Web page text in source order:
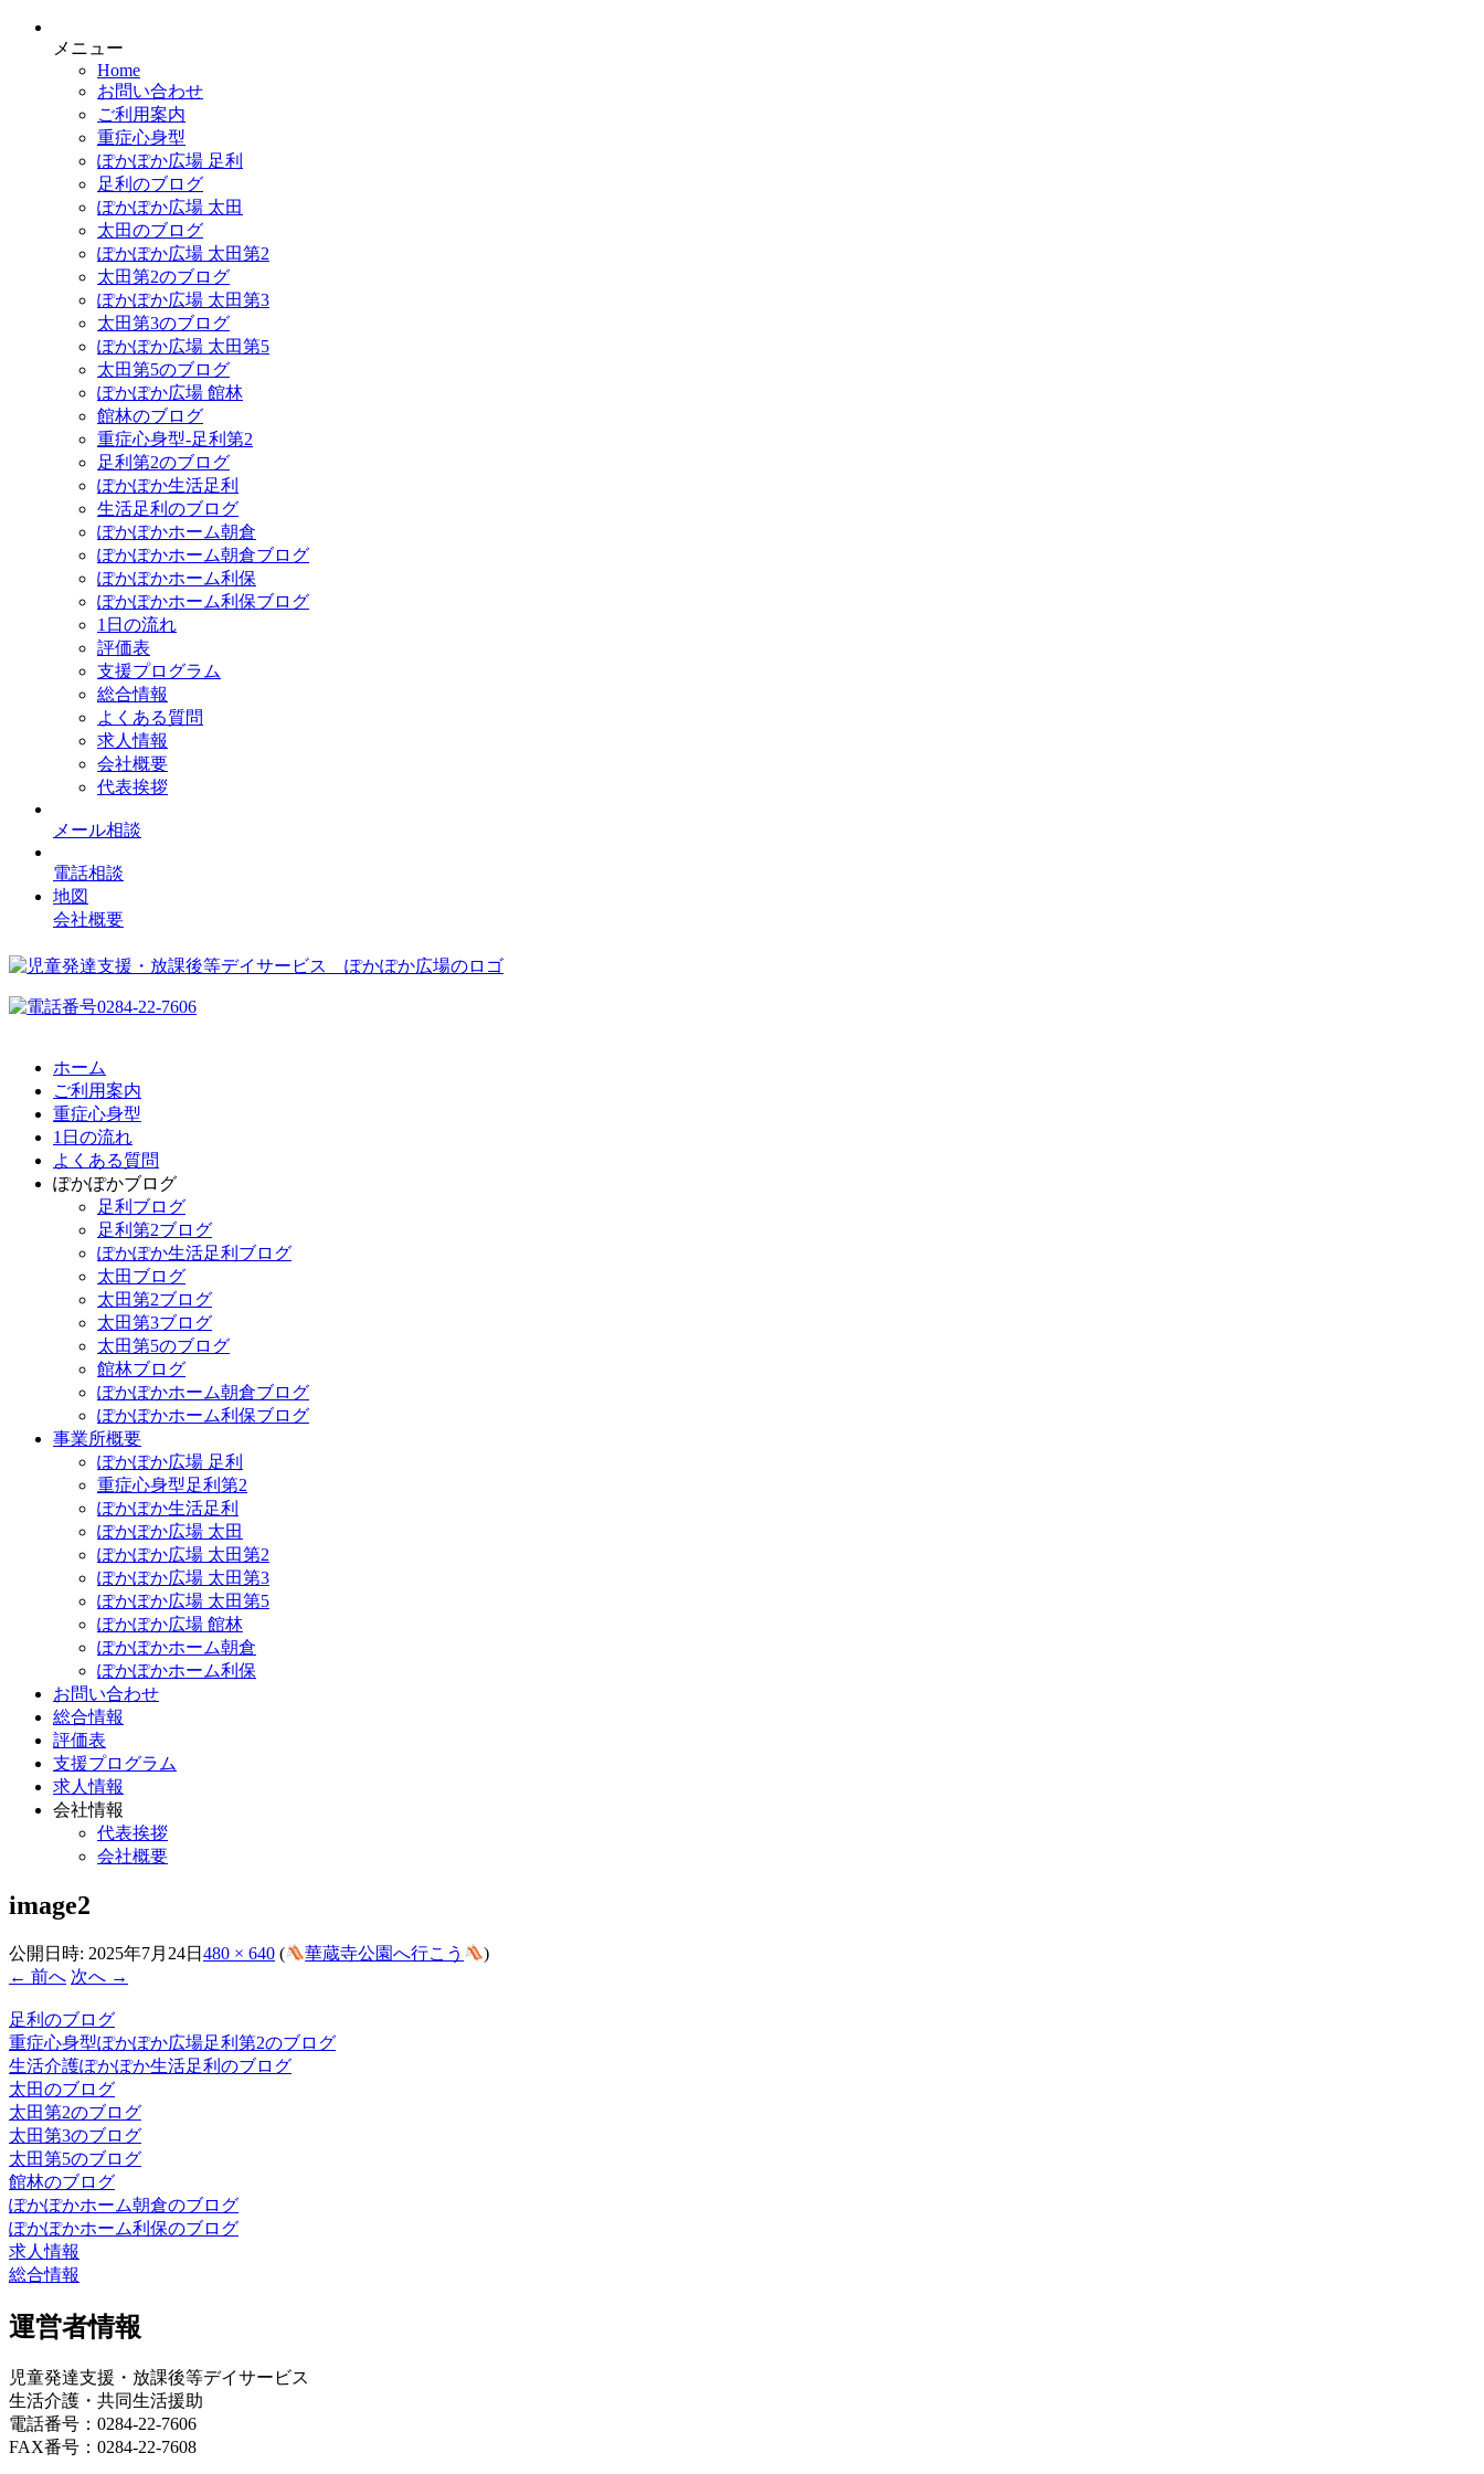
メニュー
Home
お問い合わせ
ご利用案内
重症心身型
ぽかぽか広場 足利
足利のブログ
ぽかぽか広場 太田
太田のブログ
ぽかぽか広場 太田第2
太田第2のブログ
ぽかぽか広場 太田第3
太田第3のブログ
ぽかぽか広場 太田第5
太田第5のブログ
ぽかぽか広場 館林
館林のブログ
重症心身型-足利第2
足利第2のブログ
ぽかぽか生活足利
生活足利のブログ
ぽかぽかホーム朝倉
ぽかぽかホーム朝倉ブログ
ぽかぽかホーム利保
ぽかぽかホーム利保ブログ
1日の流れ
評価表
支援プログラム
総合情報
よくある質問
求人情報
会社概要
代表挨拶
メール相談
電話相談
地図
会社概要
ホーム
ご利用案内
重症心身型
1日の流れ
よくある質問
ぽかぽかブログ
足利ブログ
足利第2ブログ
ぽかぽか生活足利ブログ
太田ブログ
太田第2ブログ
太田第3ブログ
太田第5のブログ
館林ブログ
ぽかぽかホーム朝倉ブログ
ぽかぽかホーム利保ブログ
事業所概要
ぽかぽか広場 足利
重症心身型足利第2
ぽかぽか生活足利
ぽかぽか広場 太田
ぽかぽか広場 太田第2
ぽかぽか広場 太田第3
ぽかぽか広場 太田第5
ぽかぽか広場 館林
ぽかぽかホーム朝倉
ぽかぽかホーム利保
お問い合わせ
総合情報
評価表
支援プログラム
求人情報
会社情報
代表挨拶
会社概要
image2
公開日時: 2025年7月24日 480 × 640 ( 華蔵寺公園へ行こう
)
← 前へ 次へ →
足利のブログ
重症心身型ぽかぽか広場足利第2のブログ
生活介護ぽかぽか生活足利のブログ
太田のブログ
太田第2のブログ
太田第3のブログ
太田第5のブログ
館林のブログ
ぽかぽかホーム朝倉のブログ
ぽかぽかホーム利保のブログ
求人情報
総合情報
運営者情報
児童発達支援・放課後等デイサービス
生活介護・共同生活援助
電話番号：0284-22-7606
FAX番号：0284-22-7608